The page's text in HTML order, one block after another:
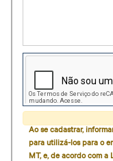
Ao se cadastrar,
para utilizá-los para o
MT, e, de acordo com